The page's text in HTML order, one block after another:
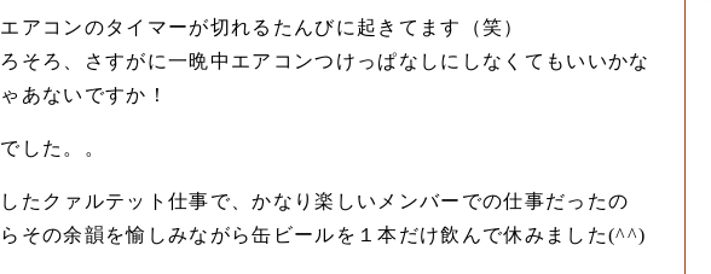
アコンのタイマーが切れるたんびに起きてます（笑）
そろ、さすがに一晩中エアコンつけっぱなしにしなくてもいいかな
あないですか！
した。。
たクァルテット仕事で、かなり楽しいメンバーでの仕事だったの
その余韻を愉しみながら缶ビールを１本だけ飲んで休みました(^^)